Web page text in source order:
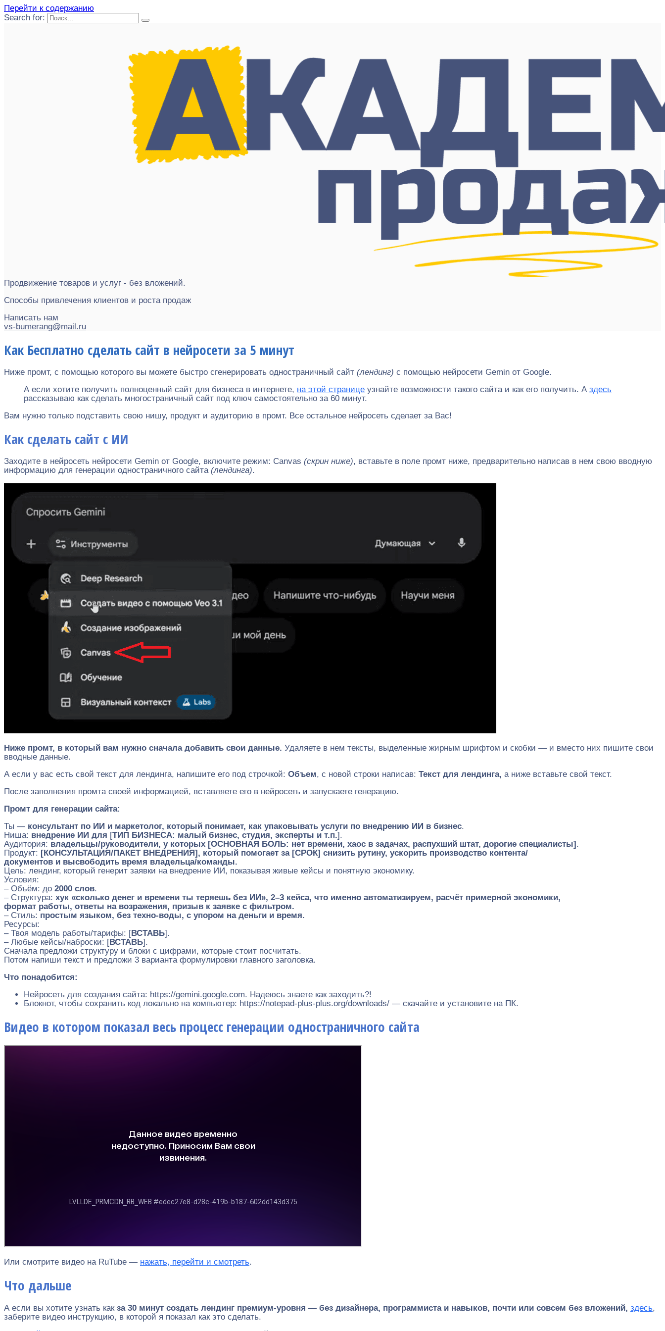
Перейти к содержанию
Search for:
Продвижение товаров и услуг - без вложений.
Способы привлечения клиентов и роста продаж
Написать нам
vs-bumerang@mail.ru
Как Бесплатно сделать сайт в нейросети за 5 минут
Ниже промт, с помощью которого вы можете быстро сгенерировать одностраничный сайт (лендинг) с помощью нейросети Gemin от Google.
А если хотите получить полноценный сайт для бизнеса в интернете, на этой странице узнайте возможности такого сайта и как его получить. А здесь
рассказываю как сделать многостраничный сайт под ключ самостоятельно за 60 минут.
Вам нужно только подставить свою нишу, продукт и аудиторию в промт. Все остальное нейросеть сделает за Вас!
Как сделать сайт с ИИ
Заходите в нейросеть нейросети Gemin от Google, включите режим: Canvas (скрин ниже), вставьте в поле промт ниже, предварительно написав в нем свою вводную
информацию для генерации одностраничного сайта (лендинга).
Ниже промт, в который вам нужно сначала добавить свои данные. Удаляете в нем тексты, выделенные жирным шрифтом и скобки — и вместо них пишите свои
вводные данные.
А если у вас есть свой текст для лендинга, напишите его под строчкой: Объем, с новой строки написав: Текст для лендинга, а ниже вставьте свой текст.
После заполнения промта своей информацией, вставляете его в нейросеть и запускаете генерацию.
Промт для генерации сайта:
Ты — консультант по ИИ и маркетолог, который понимает, как упаковывать услуги по внедрению ИИ в бизнес.
Ниша: внедрение ИИ для [ТИП БИЗНЕСА: малый бизнес, студия, эксперты и т.п.].
Аудитория: владельцы/руководители, у которых [ОСНОВНАЯ БОЛЬ: нет времени, хаос в задачах, распухший штат, дорогие специалисты] .
Продукт: [КОНСУЛЬТАЦИЯ/ПАКЕТ ВНЕДРЕНИЯ], который помогает за [СРОК] снизить рутину, ускорить производство контента/
документов и высвободить время владельца/команды.
Цель: лендинг, который генерит заявки на внедрение ИИ, показывая живые кейсы и понятную экономику.
Условия:
– Объём: до 2000 слов.
– Структура: хук «сколько денег и времени ты теряешь без ИИ», 2–3 кейса, что именно автоматизируем, расчёт примерной экономики,
формат работы, ответы на возражения, призыв к заявке с фильтром.
– Стиль: простым языком, без техно-воды, с упором на деньги и время.
Ресурсы:
– Твоя модель работы/тарифы: [ВСТАВЬ].
– Любые кейсы/наброски: [ВСТАВЬ].
Сначала предложи структуру и блоки с цифрами, которые стоит посчитать.
Потом напиши текст и предложи 3 варианта формулировки главного заголовка.
Что понадобится:
Нейросеть для создания сайта: https://gemini.google.com. Надеюсь знаете как заходить?!
Блокнот, чтобы сохранить код локально на компьютер: https://notepad-plus-plus.org/downloads/ — скачайте и установите на ПК.
Видео в котором показал весь процесс генерации одностраничного сайта
Или смотрите видео на RuTube — нажать, перейти и смотреть.
Что дальше
А если вы хотите узнать как за 30 минут создать лендинг премиум-уровня — без дизайнера, программиста и навыков, почти или совсем без вложений, здесь,
заберите видео инструкцию, в которой я показал как это сделать.